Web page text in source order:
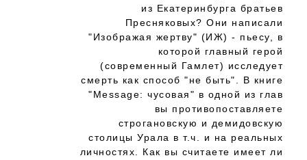
из Екатеринбурга братьев
Пресняковых? Они написали
"Изображая жертву" (ИЖ) - пьесу, в
которой главный герой
(современный Гамлет) исследует
смерть как способ "не быть". В книге
"Message: чусовая" в одной из глав
вы противопоставляете
строгановскую и демидовскую
столицы Урала в т.ч. и на реальных
личностях. Как вы считаете имеет ли